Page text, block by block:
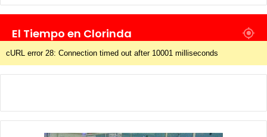
El Tiempo en Clorinda
cURL error 28: Connection timed out after 10001 milliseconds